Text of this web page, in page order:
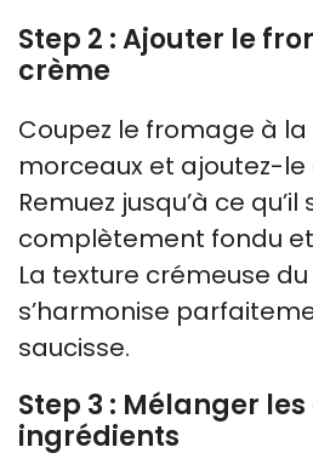
Step 2 : Ajouter le
crème
Coupez le fromage à
morceaux et ajoutez-le
Remuez jusqu’à ce qu’il
complètement fondu
La texture crémeuse
s’harmonise
saucisse.
Step 3 : Mélanger
ingrédients